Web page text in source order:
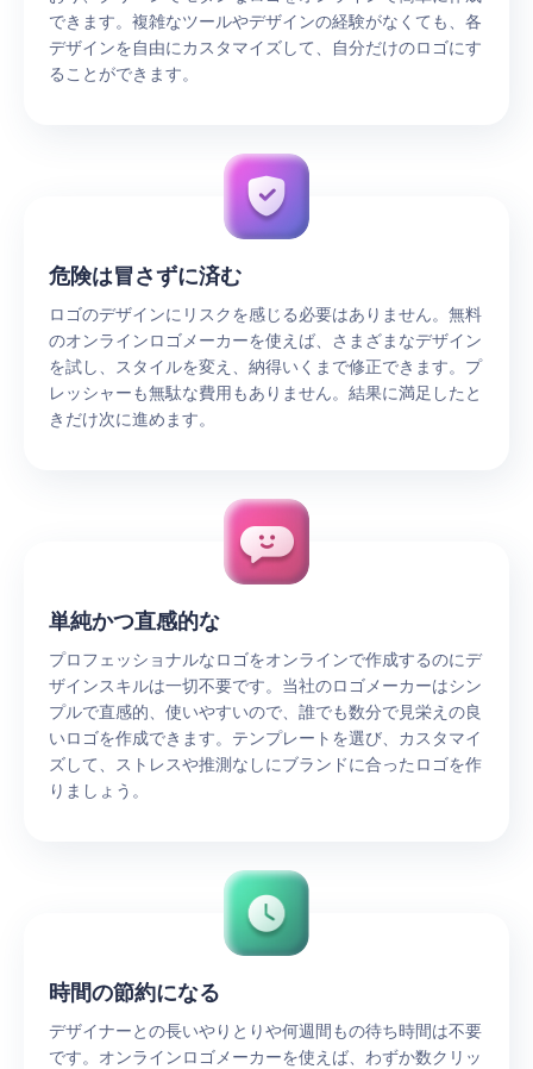
できます。複雑なツールやデザインの経験がなくても、各
デザインを自由にカスタマイズして、自分だけのロゴにす
ることができます。
危険は冒さずに済む
ロゴのデザインにリスクを感じる必要はありません。無料
のオンラインロゴメーカーを使えば、さまざまなデザイン
を試し、スタイルを変え、納得いくまで修正できます。プ
レッシャーも無駄な費用もありません。結果に満足したと
きだけ次に進めます。
単純かつ直感的な
プロフェッショナルなロゴをオンラインで作成するのにデ
ザインスキルは一切不要です。当社のロゴメーカーはシン
プルで直感的、使いやすいので、誰でも数分で見栄えの良
いロゴを作成できます。テンプレートを選び、カスタマイ
ズして、ストレスや推測なしにブランドに合ったロゴを作
りましょう。
時間の節約になる
デザイナーとの長いやりとりや何週間もの待ち時間は不要
です。オンラインロゴメーカーを使えば、わずか数クリッ